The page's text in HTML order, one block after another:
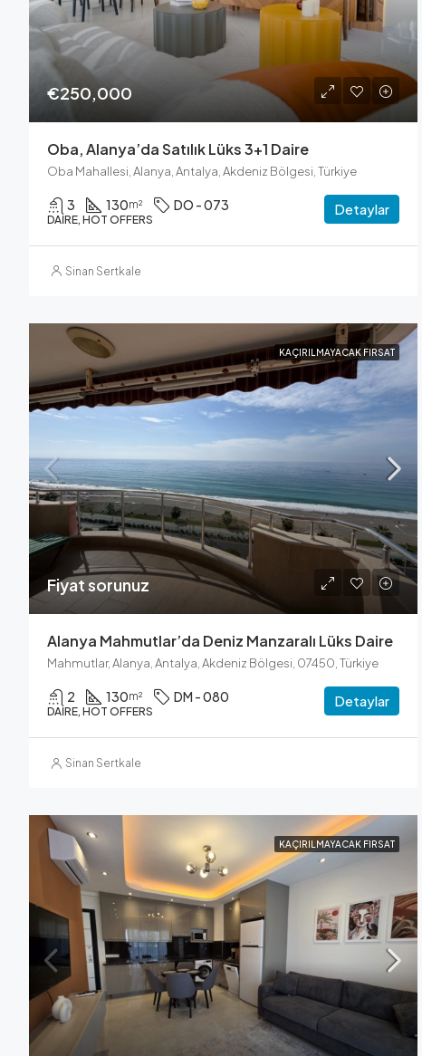
€250,000
Oba, Alanya’da Satılık Lüks 3+1 Daire
Oba Mahallesi, Alanya, Antalya, Akdeniz Bölgesi, Türkiye
3 130m² DO - 073
DAIRE, HOT OFFERS
Detaylar
Sinan Sertkale
KAÇIRILMAYACAK FIRSAT
Fiyat sorunuz
Alanya Mahmutlar’da Deniz Manzaralı Lüks Daire
Mahmutlar, Alanya, Antalya, Akdeniz Bölgesi, 07450, Türkiye
2 130m² DM - 080
DAIRE, HOT OFFERS
Detaylar
Sinan Sertkale
KAÇIRILMAYACAK FIRSAT